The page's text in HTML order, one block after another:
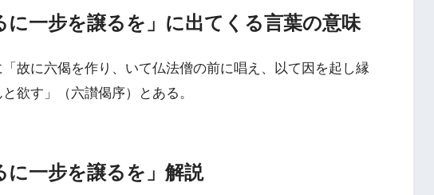
に一步を譲るを」に出てくる言葉の意味
故に六偈を作り、いて仏法僧の前に唱え、以て因を起し縁
欲す」（六讃偈序）とある。
に一步を譲るを」解説